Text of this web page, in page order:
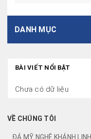
DANH MỤC
BÀI VIẾT NỔI BẬT
Chưa có dữ liệu
VỀ CHÚNG TÔI
ĐÁ MỸ NGHỆ KHÁNH LINH